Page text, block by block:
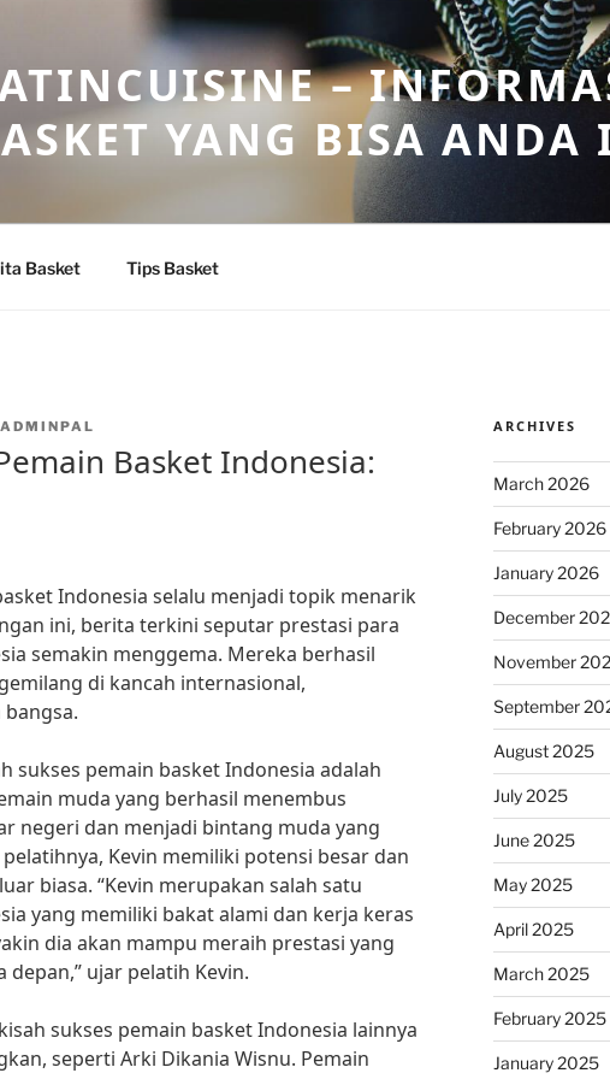
–
YANG BISA
Basket Tips Basket
ADMINPAL
Basket Indonesia:
Indonesia selalu menjadi topik menarik
ini, berita terkini seputar prestasi para
semakin menggema. Mereka berhasil
di kancah internasional,
sukses pemain basket Indonesia adalah
muda yang berhasil menembus
negeri dan menjadi bintang muda yang
Kevin memiliki potensi besar dan
biasa. “Kevin merupakan salah satu
yang memiliki bakat alami dan kerja keras
dia akan mampu meraih prestasi yang
depan,” ujar pelatih Kevin.
sukses pemain basket Indonesia lainnya
seperti Arki Dikania Wisnu. Pemain
ARCHIVES
March 2026
February 2026
January 2026
December
November
September
August 2025
July 2025
June 2025
May 2025
April 2025
March 2025
February 2025
January 2025